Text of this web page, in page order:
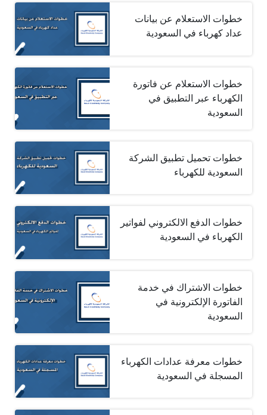
خطوات الاستعلام عن بيانات
عداد كهرباء في السعودية
خطوات الاستعلام عن فاتورة
الكهرباء عبر التطبيق في
السعودية
خطوات تحميل تطبيق الشركة
السعودية للكهرباء
خطوات الدفع الالكتروني لفواتير
الكهرباء في السعودية
خطوات الاشتراك في خدمة
الفاتورة الإلكترونية في
السعودية
خطوات معرفة عدادات الكهرباء
المسجلة في السعودية